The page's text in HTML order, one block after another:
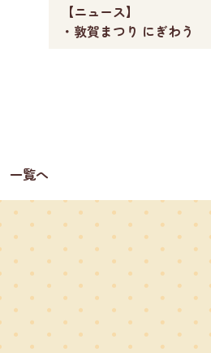
【ニュース】
・敦賀まつり にぎわう
一覧へ